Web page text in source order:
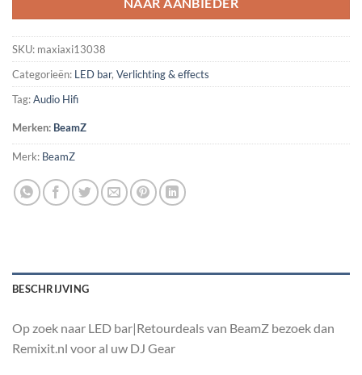
NAAR AANBIEDER
SKU: maxiaxi13038
Categorieën: LED bar, Verlichting & effects
Tag:Audio Hifi
Merken: BeamZ
Merk: BeamZ
BESCHRIJVING
Op zoek naar LED bar|Retourdeals van BeamZ bezoek dan
Remixit.nl voor al uw DJ Gear